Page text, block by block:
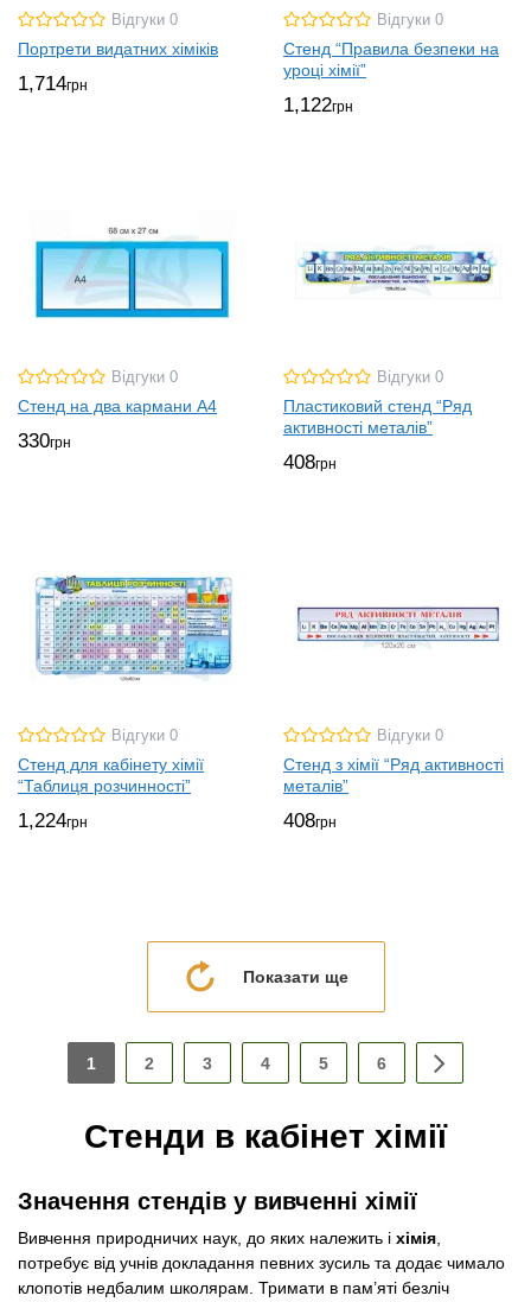
Відгуки 0
Портрети видатних хіміків
1,714грн
Відгуки 0
Стенд “Правила безпеки на
уроці хімії”
1,122грн
Відгуки 0
Стенд на два кармани А4
330грн
Відгуки 0
Пластиковий стенд “Ряд
активності металів”
408грн
Відгуки 0
Стенд для кабінету хімії
“Таблиця розчинності”
1,224грн
Відгуки 0
Стенд з хімії “Ряд активності
металів”
408грн
Показати ще
1 2 3 4 5 6
Стенди в кабінет хімії
Значення стендів у вивченні хімії
Вивчення природничих наук, до яких належить і хімія
потребує від учнів докладання певних зусиль та додає чимало
клопотів недбалим школярам. Тримати в пам’яті безліч